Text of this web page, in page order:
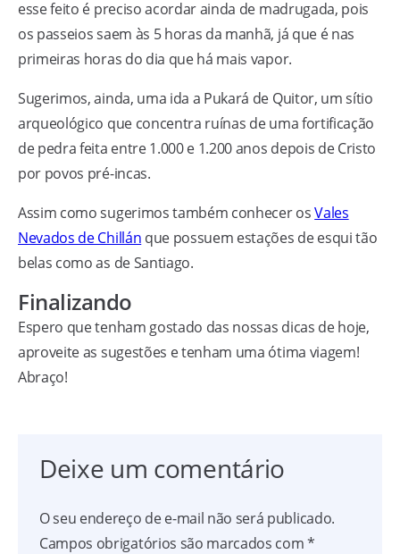
esse feito é preciso acordar ainda de madrugada, pois
os passeios saem às 5 horas da manhã, já que é nas
primeiras horas do dia que há mais vapor.
Sugerimos, ainda, uma ida a Pukará de Quitor, um sítio
arqueológico que concentra ruínas de uma fortificação
de pedra feita entre 1.000 e 1.200 anos depois de Cristo
por povos pré-incas.
Assim como sugerimos também conhecer osVales
Nevados de Chillán que possuem estações de esqui tão
belas como as de Santiago.
Finalizando
Espero que tenham gostado das nossas dicas de hoje,
aproveite as sugestões e tenham uma ótima viagem!
Abraço!
Deixe um comentário
O seu endereço de e-mail não será publicado.
Campos obrigatórios são marcados com*